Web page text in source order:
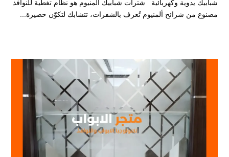
شبابيك يدوية وكهربائية شترات شبابيك ألمنيوم هو نظام تغطية للنوافذ
مصنوع من شرائح ألمنيوم تُعرف بالشفرات، تتشابك لتكوّن حصيرة...